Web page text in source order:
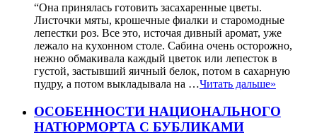
“Она принялась готовить засахаренные цветы.
Листочки мяты, крошечные фиалки и старомодные
лепестки роз. Все это, источая дивный аромат, уже
лежало на кухонном столе. Сабина очень осторожно,
нежно обмакивала каждый цветок или лепесток в
густой, застывший яичный белок, потом в сахарную
пудру, а потом выкладывала на …Читать дальше»
ОСОБЕННОСТИ НАЦИОНАЛЬНОГО
НАТЮРМОРТА С БУБЛИКАМИ